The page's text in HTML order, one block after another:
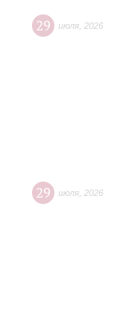
29 июля 2026
29 июля 2026